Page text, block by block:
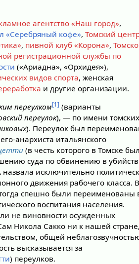
агентство «Наш город»,
«Серебряный кофе»,Томский
, пивной клуб «Корона»,
регистрационной службы по
(«Ариадна», «Орхидея»),
видов спорта, женская
и другие организации.
переулком[1] (варианты
переулок), — по имени томских
). Переулок был
анархиста итальянского
(в честь которого в Томске был
суда по обвинению в
исключительно
движения рабочего класса.
спешно были переименованы
воспитания населения.
не виновности осужденных
Никола Сакко ни к нашей стране,
общей
высказывается за
) переулков.